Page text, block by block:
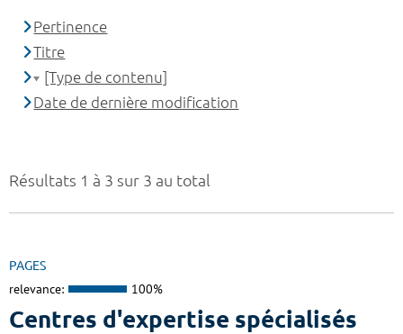
Résultats 1 à 3 sur 3 au total
PAGES
relevance: 100%
Centres d'expertise spécialisés
Pertinence
Titre
[Type de contenu]
Date de dernière modification